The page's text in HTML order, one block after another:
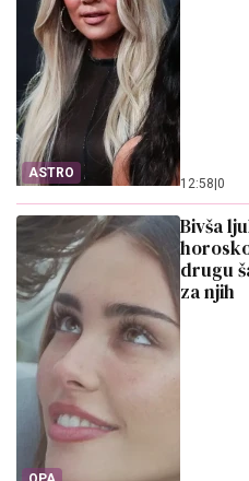
ASTRO
12:58|0
Bivša
drugu
za njih